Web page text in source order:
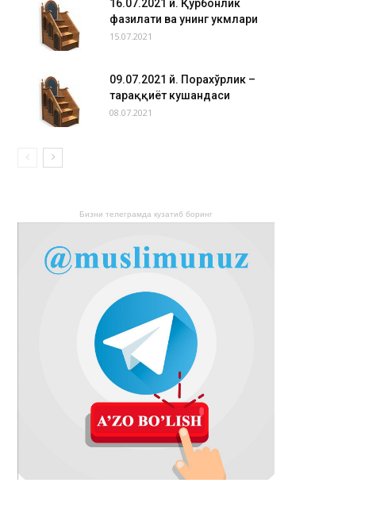
16.07.2021 й. Қурбонлик
фазилати ва унинг ҳукмлари
15.07.2021
09.07.2021 й. Порахўрлик –
тараққиёт кушандаси
08.07.2021
Бизни телеграмда кузатиб боринг